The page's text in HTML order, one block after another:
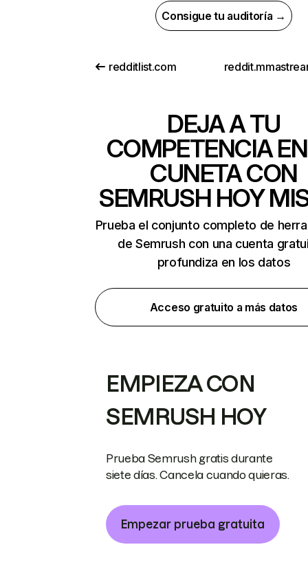
Consigue tu auditoría →
redditlist.com
DEJA A TU
COMPETENCIA
CUNETA CON
SEMRUSH HOY
Prueba el conjunto completo de
de Semrush con una cuenta
profundiza en los datos
Acceso gratuito a más datos
EMPIEZA CON
SEMRUSH HOY
Prueba Semrush gratis durante
siete días. Cancela cuando quieras.
Empezar prueba gratuita